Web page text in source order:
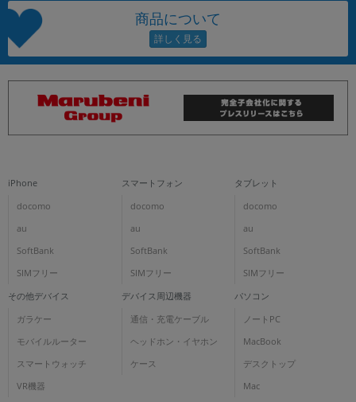
商品について
iPhone
docomo
au
SoftBank
SIMフリー
スマートフォン
docomo
au
SoftBank
SIMフリー
タブレット
docomo
au
SoftBank
SIMフリー
その他デバイス
ガラケー
モバイルルーター
スマートウォッチ
VR機器
デバイス周辺機器
通信・充電ケーブル
ヘッドホン・イヤホン
ケース
パソコン
ノートPC
MacBook
デスクトップ
Mac